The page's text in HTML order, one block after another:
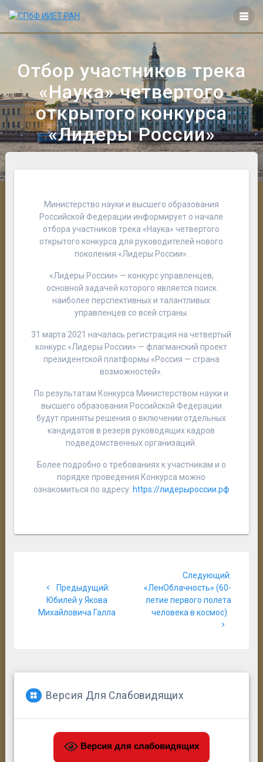
Перейти
к
Отбор участников трека
«Наука» четвертого
открытого конкурса
«Лидеры России»
Министерство науки и высшего образования
Российской Федерации информирует о начале
отбора участников трека «Наука» четвертого
открытого конкурса для руководителей нового
поколения «Лидеры России».
«Лидеры России» — конкурс управленцев,
основной задачей которого является поиск
наиболее перспективных и талантливых
управленцев со всей страны.
31 марта 2021 началась регистрация на четвертый
конкурс «Лидеры России» — флагманский проект
президентской платформы «Россия — страна
возможностей».
По результатам Конкурса Министерством науки и
высшего образования Российской Федерации
будут приняты решения о включении отдельных
кандидатов в резерв руководящих кадров
подведомственных организаций.
Более подробно о требованиях к участникам и о
порядке проведения Конкурса можно
ознакомиться по адресу: https://лидерыроссии.рф
записям
Предыдущий: Предыдущая
Юбилей у Якова
Михайловича Галла
Следующий:
Следующая
запись:
«ЛенОблачность» (60-
летие первого полета
человека в космос)
Версия Для Слабовидящих
Версия для слабовидящих